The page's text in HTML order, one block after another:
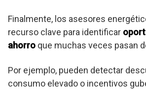
Finalmente, los asesores
recurso clave para identificar
ahorro que muchas veces pasan
Por ejemplo, pueden detectar
consumo elevado o incentivos